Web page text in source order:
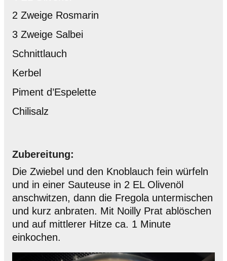
2 Zweige Rosmarin
3 Zweige Salbei
Schnittlauch
Kerbel
Piment d’Espelette
Chilisalz
Zubereitung:
Die Zwiebel und den Knoblauch fein würfeln
und in einer Sauteuse in 2 EL Olivenöl
anschwitzen, dann die Fregola untermischen
und kurz anbraten. Mit Noilly Prat ablöschen
und auf mittlerer Hitze ca. 1 Minute
einkochen.